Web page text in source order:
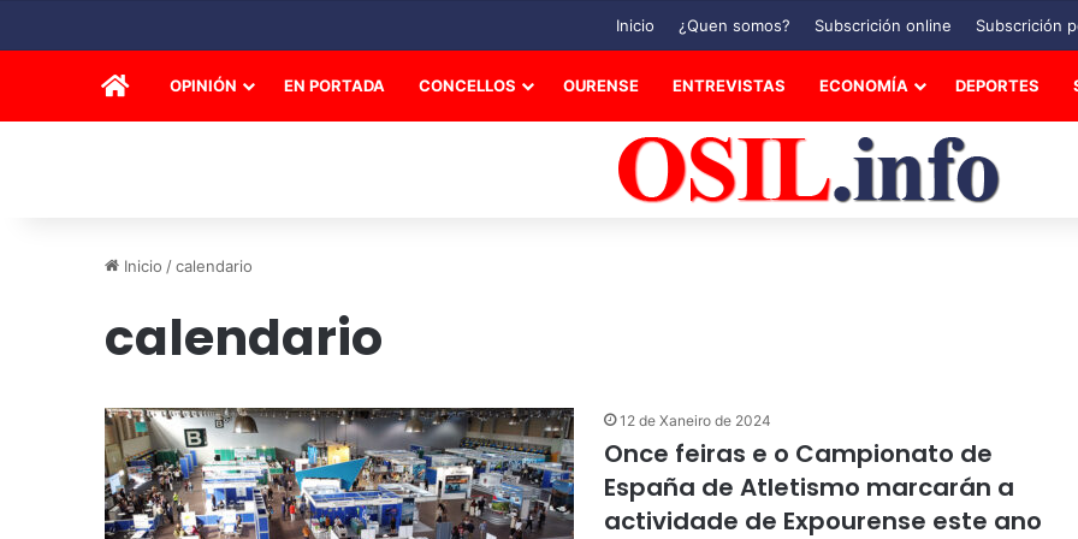
Inicio ¿Quen somos? Subscrición online Subscrición
INICIOOPINIÓN EN PORTADA CONCELLOS OURENSE ENTREVISTAS ECONOMÍA DEPORTES
Inicio /calendario
calendario
12 de Xaneiro de 2024
Once feiras e o Campionato de
España de Atletismo marcarán a
actividade de Expourense este ano